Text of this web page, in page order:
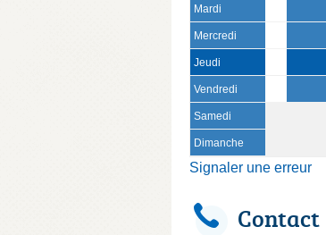
Mardi
Mercredi
Jeudi
Vendredi
Samedi
Dimanche
Signaler une erreur
Contact